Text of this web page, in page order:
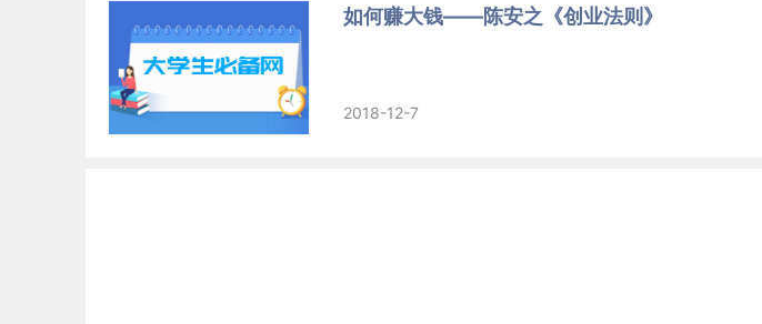
如何赚大钱——陈安之《创业法则》
2018-12-7